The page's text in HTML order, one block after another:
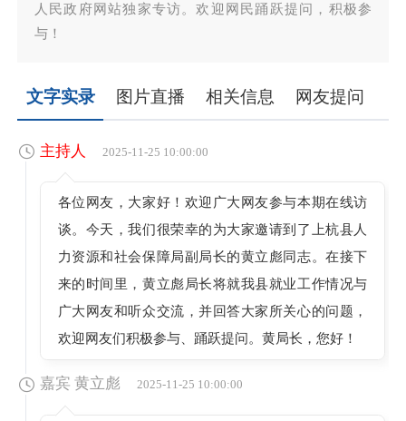
人民政府网站独家专访。欢迎网民踊跃提问，积极参
与！
文字实录 图片直播 相关信息 网友提问
主持人 2025-11-25 10:00:00
各位网友，大家好！欢迎广大网友参与本期在线访
谈。今天，我们很荣幸的为大家邀请到了上杭县人
力资源和社会保障局副局长的黄立彪同志。在接下
来的时间里，黄立彪局长将就我县就业工作情况与
广大网友和听众交流，并回答大家所关心的问题，
欢迎网友们积极参与、踊跃提问。黄局长，您好！
嘉宾 黄立彪 2025-11-25 10:00:00